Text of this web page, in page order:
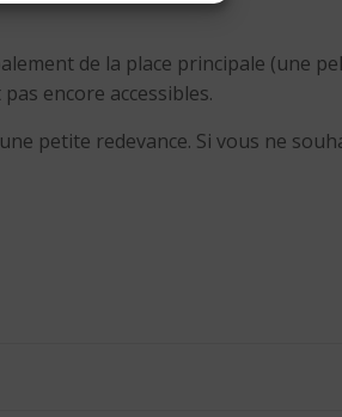
de la place principale (une
encore accessibles.
petite redevance. Si vous ne